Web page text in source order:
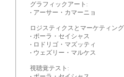
グラフィックアート:
• アーサー・カマーニョ
ロジスティクスとマーケティン
• ポーラ・セイシャス
• ロドリゴ・マズッティ
• ウェズリー・マルケス
視聴覚テスト: